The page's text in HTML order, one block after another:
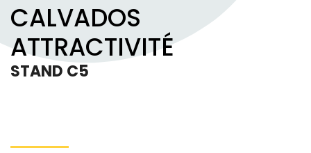
CALVADOS
ATTRACTIVITÉ
STAND C5